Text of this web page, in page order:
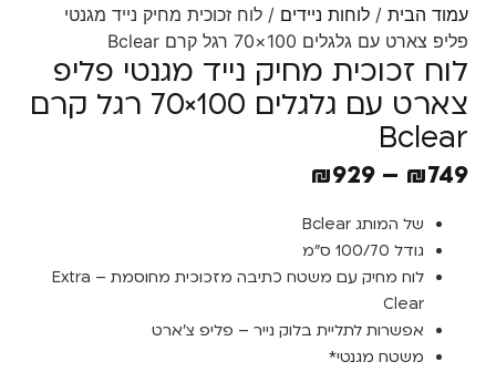
עמוד הבית / לוחות ניידים / לוח זכוכית מחיק נייד מגנטי
פליפ צארט עם גלגלים 100×70 רגל קרם Bclear
לוח זכוכית מחיק נייד מגנטי פליפ
צארט עם גלגלים 100×70 רגל קרם
Bclear
₪749
–
₪929
של המותג Bclear
גודל 100/70 ס”מ
לוח מחיק עם משטח כתיבה מזכוכית מחוסמת – Extra
Clear
אפשרות לתליית בלוק נייר – פליפ צ’ארט
משטח מגנטי*